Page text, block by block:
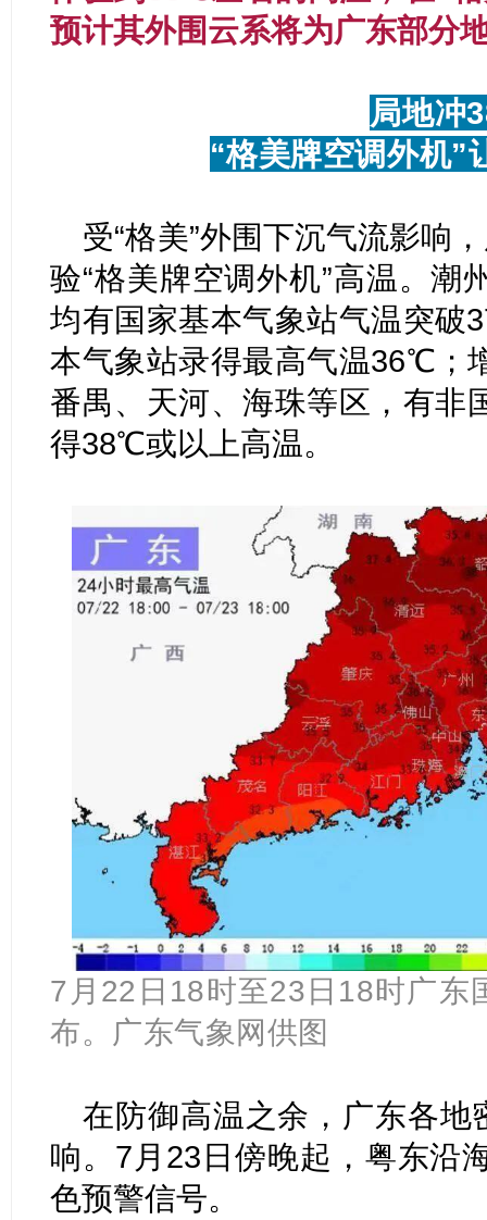
预计其外围云系将为广东部分
局地冲
“格美牌空调外机”
受“格美”外围下沉气流影响
验“格美牌空调外机”高温。潮
均有国家基本气象站气温突
本气象站录得最高气温36℃；
番禺、天河、海珠等区，有非
得38℃或以上高温。
7月22日18时至23日18时广东
布。广东气象网供图
在防御高温之余，广东各地
响。7月23日傍晚起，粤东沿
色预警信号。